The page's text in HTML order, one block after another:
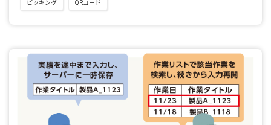
ピッキング QRコード